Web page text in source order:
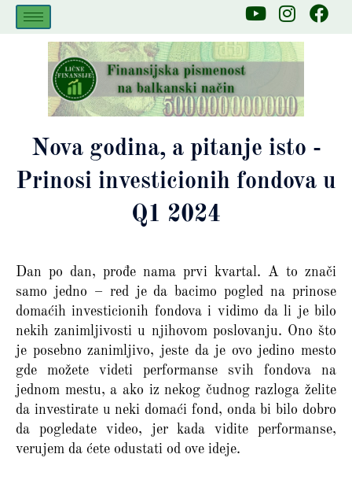
Skip
Y
u
b
I
s
g
a
F
k
Nova godina, a pitanje isto -
Prinosi investicionih fondova u
Q1 2024
Dan po dan, prođe nama prvi kvartal. A to znači
samo jedno – red je da bacimo pogled na prinose
domaćih investicionih fondova i vidimo da li je bilo
nekih zanimljivosti u njihovom poslovanju. Ono što
je posebno zanimljivo, jeste da je ovo jedino mesto
gde možete videti performanse svih fondova na
jednom mestu, a ako iz nekog čudnog razloga želite
da investirate u neki domaći fond, onda bi bilo dobro
da pogledate video, jer kada vidite performanse,
verujem da ćete odustati od ove ideje.